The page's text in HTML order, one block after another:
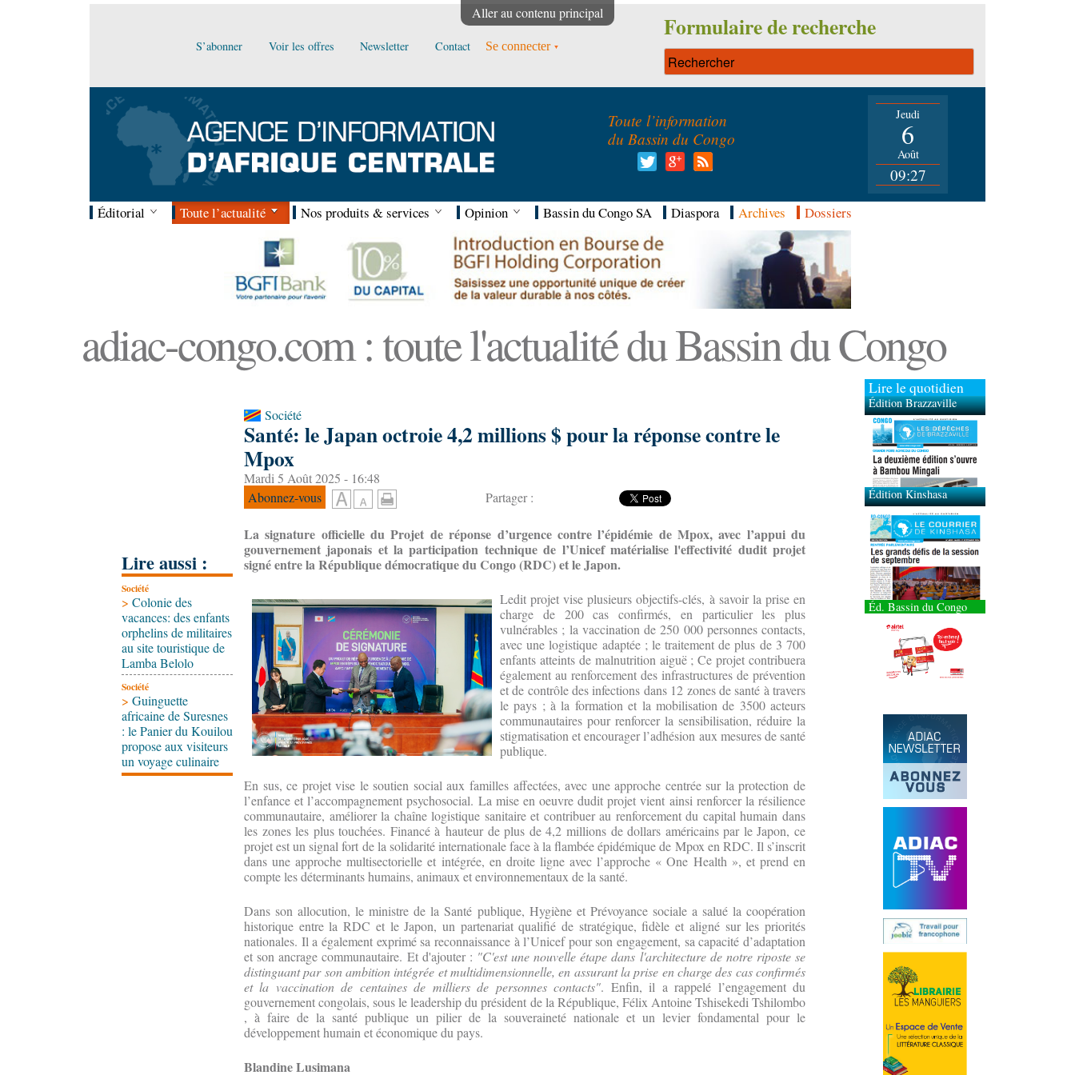
Aller au contenu principal
S’abonner Voir les offres Newsletter Contact Se connecter
Formulaire de recherche
Toute l’information
du Bassin du Congo
Jeudi
6
Août
09:27
Éditorial Toute l’actualité Nos produits & services Opinion Bassin du Congo SA Diaspora Archives Dossiers
adiac-congo.com : toute l'actualité du Bassin du Congo
Lire aussi :
Société
> Colonie des
vacances: des enfants
orphelins de militaires
au site touristique de
Lamba Belolo
Société
> Guinguette
africaine de Suresnes
: le Panier du Kouilou
propose aux visiteurs
un voyage culinaire
Société
Santé: le Japan octroie 4,2 millions $ pour la réponse contre le
Mpox
Mardi 5 Août 2025 - 16:48
Abonnez-vous
Partager :
La signature officielle du Projet de réponse d’urgence contre l’épidémie de Mpox, avec l’appui du
gouvernement japonais et la participation technique de l’Unicef matérialise l'effectivité dudit projet
signé entre la République démocratique du Congo (RDC) et le Japon.
Ledit projet vise plusieurs objectifs-clés, à savoir la prise en
charge de 200 cas confirmés, en particulier les plus
vulnérables ; la vaccination de 250 000 personnes contacts,
avec une logistique adaptée ; le traitement de plus de 3 700
enfants atteints de malnutrition aiguë ; Ce projet contribuera
également au renforcement des infrastructures de prévention
et de contrôle des infections dans 12 zones de santé à travers
le pays ; à la formation et la mobilisation de 3500 acteurs
communautaires pour renforcer la sensibilisation, réduire la
stigmatisation et encourager l’adhésion aux mesures de santé
publique.
En sus, ce projet vise le soutien social aux familles affectées, avec une approche centrée sur la protection de
l’enfance et l’accompagnement psychosocial. La mise en oeuvre dudit projet vient ainsi renforcer la résilience
communautaire, améliorer la chaîne logistique sanitaire et contribuer au renforcement du capital humain dans
les zones les plus touchées. Financé à hauteur de plus de 4,2 millions de dollars américains par le Japon, ce
projet est un signal fort de la solidarité internationale face à la flambée épidémique de Mpox en RDC. Il s’inscrit
dans une approche multisectorielle et intégrée, en droite ligne avec l’approche « One Health », et prend en
compte les déterminants humains, animaux et environnementaux de la santé.
Dans son allocution, le ministre de la Santé publique, Hygiène et Prévoyance sociale a salué la coopération
historique entre la RDC et le Japon, un partenariat qualifié de stratégique, fidèle et aligné sur les priorités
nationales. Il a également exprimé sa reconnaissance à l’Unicef pour son engagement, sa capacité d’adaptation
et son ancrage communautaire. Et d'ajouter : "C'est une nouvelle étape dans l'architecture de notre riposte se
distinguant par son ambition intégrée et multidimensionnelle, en assurant la prise en charge des cas confirmés
et la vaccination de centaines de milliers de personnes contacts". Enfin, il a rappelé l’engagement du
gouvernement congolais, sous le leadership du président de la République, Félix Antoine Tshisekedi Tshilombo
, à faire de la santé publique un pilier de la souveraineté nationale et un levier fondamental pour le
développement humain et économique du pays.
Blandine Lusimana
Lire le quotidien
Édition Brazzaville
Édition Kinshasa
Éd. Bassin du Congo